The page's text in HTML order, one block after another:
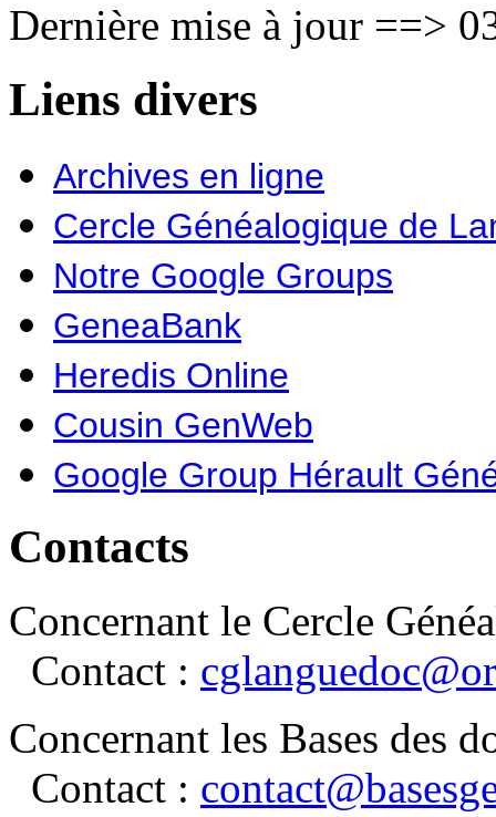
Dernière mise à jour ==>
Liens divers
Archives en ligne
Cercle Généalogique de
Notre Google Groups
GeneaBank
Heredis Online
Cousin GenWeb
Google Group Hérault
Contacts
Concernant le Cercle
Contact :
Concernant les Bases des
Contact :